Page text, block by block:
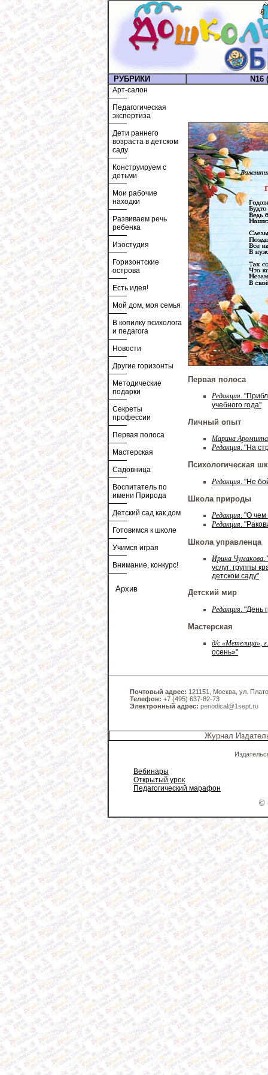
РУБРИКИ N16
Арт-салон
Педагогическая
экспертиза
Дети раннего
возраста в детском
саду
Конструируем с
детьми
Мои рабочие
находки
Развиваем речь
ребенка
Изостудия
Горизонтские
острова
Есть идея!
Мой дом, моя семья
В копилку психолога
и педагога
Новости
Другие горизонты
Методические
подарки
Секреты
профессии
Первая полоса
Мастерская
Садовница
Воспитатель по
имени Природа
Детский сад как дом
Готовимся к школе
Учимся играя
Внимание, конкурс!
Архив
Первая полоса
Редакция.
учебного года"
Личный опыт
Марина
Редакция. "На
Психологическая
Редакция . "Не
Школа природы
Редакция. "О чем
Редакция.
Школа управленца
Ирина Чумакова.
услуг: группы
детском саду"
Детский мир
Редакция . "День
Мастерская
д/с «Метелица»,
осень»"
Почтовый адрес: 121151, Москва, ул.
Телефон: +7 (495) 637-82-73
Электронный адрес: periodical@1sept.ru
Журнал
Вебинары
Открытый урок
Педагогический марафон
©